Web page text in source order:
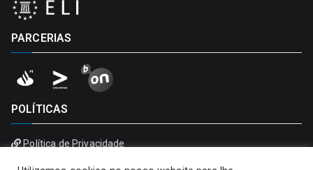
PARCERIAS
POLÍTICAS
Política de Privacidade